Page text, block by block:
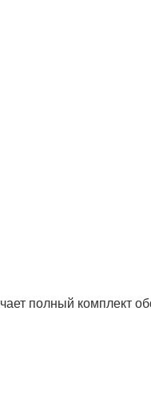
полный комплект